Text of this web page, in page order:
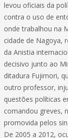
levou oficiais da
contra o uso de
onde trabalhou na
cidade de Nagoya,
da Anistia
decisivo junto ao
ditadura Fujimori,
outro professor,
questões políticas
comandou greves,
promovida pelos
De 2005 a 2012,